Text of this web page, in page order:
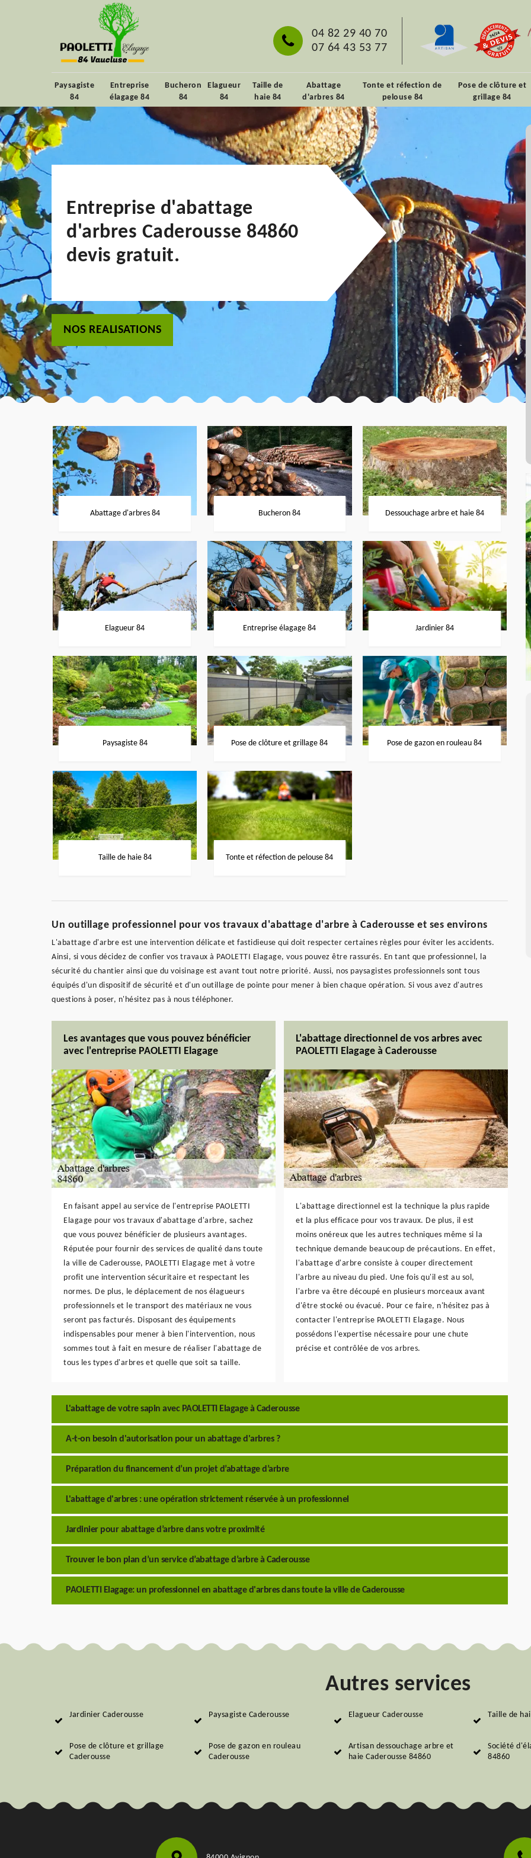
04 82 29 40 70
07 64 43 53 77
Paysagiste
84
Entreprise
élagage 84
Bucheron
84
Elagueur
84
Taille de
haie 84
Abattage
d'arbres 84
Tonte et réfection de
pelouse 84
Pose de clôture et
grillage 84
Entreprise d'abattage
d'arbres Caderousse 84860
devis gratuit.
NOS REALISATIONS
Abattage d'arbres 84 Bucheron 84 Dessouchage arbre et haie 84
Elagueur 84 Entreprise élagage 84 Jardinier 84
Paysagiste 84 Pose de clôture et grillage 84 Pose de gazon en rouleau 84
Taille de haie 84 Tonte et réfection de pelouse 84
Un outillage professionnel pour vos travaux d'abattage d'arbre à Caderousse et ses environs
L'abattage d'arbre est une intervention délicate et fastidieuse qui doit respecter certaines règles pour éviter les accidents.
Ainsi, si vous décidez de confier vos travaux à PAOLETTI Elagage, vous pouvez être rassurés. En tant que professionnel, la
sécurité du chantier ainsi que du voisinage est avant tout notre priorité. Aussi, nos paysagistes professionnels sont tous
équipés d'un dispositif de sécurité et d'un outillage de pointe pour mener à bien chaque opération. Si vous avez d'autres
questions à poser, n'hésitez pas à nous téléphoner.
Les avantages que vous pouvez bénéficier
avec l'entreprise PAOLETTI Elagage
En faisant appel au service de l'entreprise PAOLETTI
Elagage pour vos travaux d'abattage d'arbre, sachez
que vous pouvez bénéficier de plusieurs avantages.
Réputée pour fournir des services de qualité dans toute
la ville de Caderousse, PAOLETTI Elagage met à votre
profit une intervention sécuritaire et respectant les
normes. De plus, le déplacement de nos élagueurs
professionnels et le transport des matériaux ne vous
seront pas facturés. Disposant des équipements
indispensables pour mener à bien l'intervention, nous
sommes tout à fait en mesure de réaliser l'abattage de
tous les types d'arbres et quelle que soit sa taille.
L'abattage directionnel de vos arbres avec
PAOLETTI Elagage à Caderousse
L'abattage directionnel est la technique la plus rapide
et la plus efficace pour vos travaux. De plus, il est
moins onéreux que les autres techniques même si la
technique demande beaucoup de précautions. En effet,
l'abattage d'arbre consiste à couper directement
l'arbre au niveau du pied. Une fois qu'il est au sol,
l'arbre va être découpé en plusieurs morceaux avant
d'être stocké ou évacué. Pour ce faire, n'hésitez pas à
contacter l'entreprise PAOLETTI Elagage. Nous
possédons l'expertise nécessaire pour une chute
précise et contrôlée de vos arbres.
L'abattage de votre sapin avec PAOLETTI Elagage à Caderousse
A-t-on besoin d'autorisation pour un abattage d'arbres ?
Préparation du financement d’un projet d’abattage d’arbre
L'abattage d'arbres : une opération strictement réservée à un professionnel
Jardinier pour abattage d’arbre dans votre proximité
Trouver le bon plan d’un service d’abattage d’arbre à Caderousse
PAOLETTI Elagage: un professionnel en abattage d'arbres dans toute la ville de Caderousse
Autres services
Jardinier Caderousse Paysagiste Caderousse Elagueur Caderousse Taille de
Pose de clôture et grillage
Caderousse
Pose de gazon en rouleau
Caderousse
Artisan dessouchage arbre et
haie Caderousse 84860
Société
84860